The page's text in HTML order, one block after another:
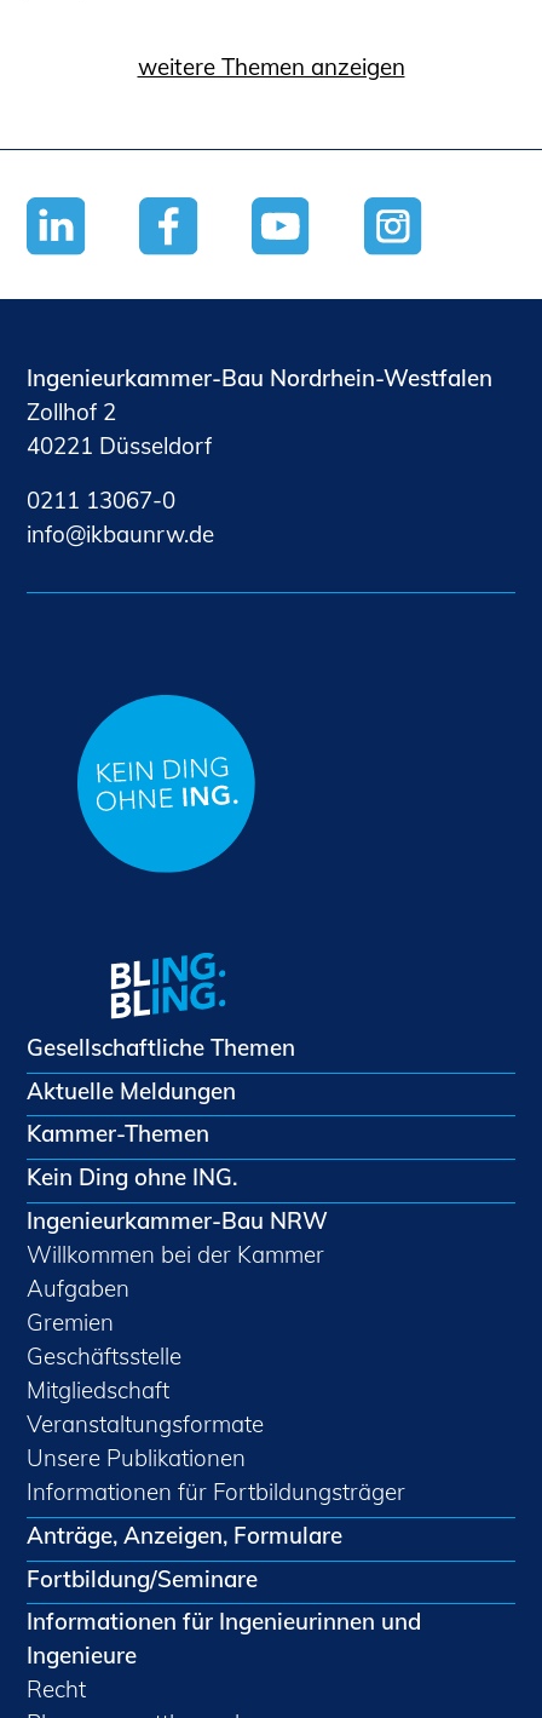
weitere Themen anzeigen
Ingenieurkammer-Bau Nordrhein-Westfalen
Zollhof 2
40221 Düsseldorf
0211 13067-0
nf
kb nrwd
Gesellschaftliche Themen
Aktuelle Meldungen
Kammer-Themen
Kein Ding ohne ING.
Ingenieurkammer-Bau NRW
Willkommen bei der Kammer
Aufgaben
Gremien
Geschäftsstelle
Mitgliedschaft
Veranstaltungsformate
Unsere Publikationen
Informationen für Fortbildungsträger
Anträge, Anzeigen, Formulare
Fortbildung/Seminare
Informationen für Ingenieurinnen und
Ingenieure
Recht